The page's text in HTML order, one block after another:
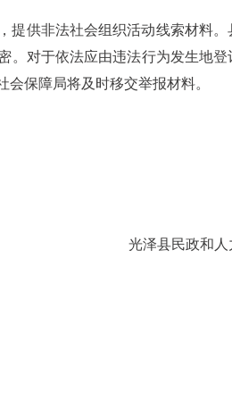
提供非法社会组织活动线索材料
。对于依法应由违法行为发生地登
保障局将及时移交举报材料。
光泽县民政和